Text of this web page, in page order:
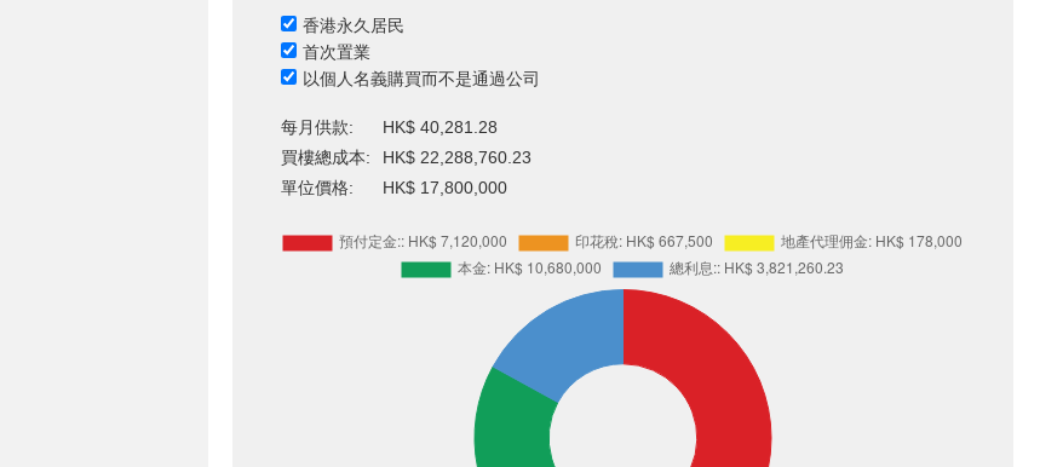
香港永久居民
首次置業
以個人名義購買而不是通過公司
每月供款:
HK$ 40,281.28
買樓總成本:
HK$ 22,288,760.23
單位價格:
HK$ 17,800,000